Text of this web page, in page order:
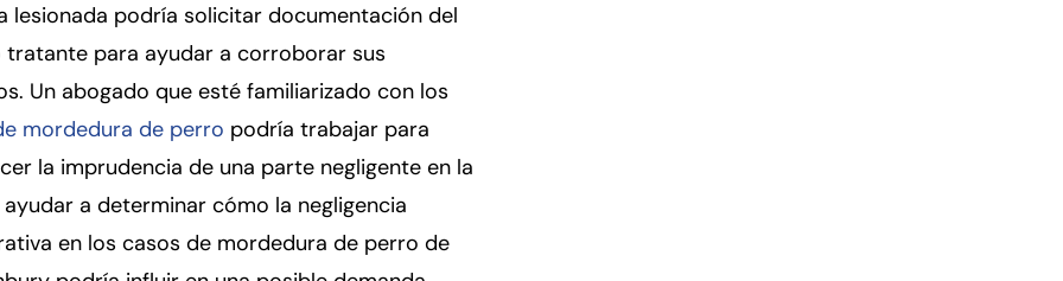
lesionada podría solicitar documentación del
tratante para ayudar a corroborar sus
Un abogado que esté familiarizado con los
mordedura de perro podría trabajar para
la imprudencia de una parte negligente en la
a determinar cómo la negligencia
en los casos de mordedura de perro de